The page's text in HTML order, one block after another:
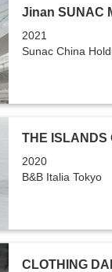
Jinan SUNAC
2021
Sunac China
THE ISLANDS
2020
B&B Italia Tokyo
CLOTHING